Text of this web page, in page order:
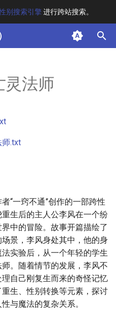
别搜索引擎进行跨站搜索。
灵法师
师.txt
“一窍不通”创作的一部跨性
生后的主人公李风在一个纷
中的冒险。故事开篇描绘了
景，李风身处其中，他的身
实验后，从一个年轻的学生
。随着情节的发展，李风不
自己刚复生而来的奇怪记忆
生、性别转换等元素，探讨
与魔法的复杂关系。